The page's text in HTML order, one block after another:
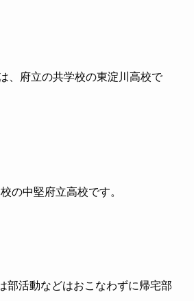
、府立の共学校の東淀川高校で
の中堅府立高校です。
部活動などはおこなわずに帰宅部